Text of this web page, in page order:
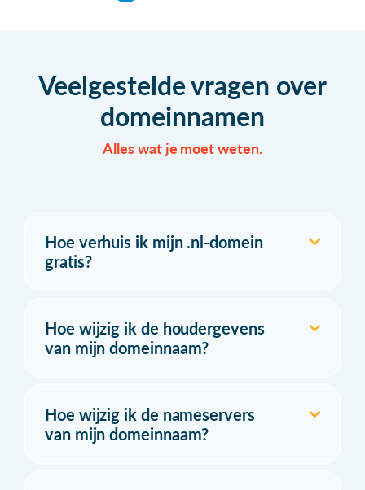
Veelgestelde vragen over
domeinnamen
Alles wat je moet weten.
Hoe verhuis ik mijn .nl-domein
gratis?
Hoe wijzig ik de houdergevens
van mijn domeinnaam?
Hoe wijzig ik de nameservers
van mijn domeinnaam?